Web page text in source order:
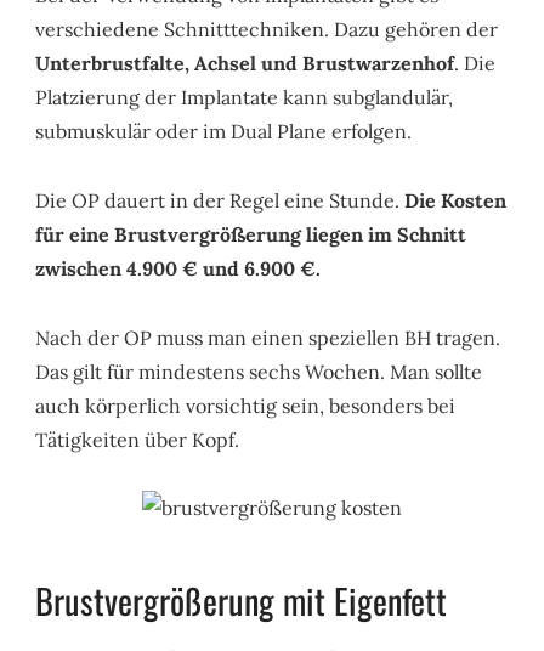
verschiedene Schnitttechniken. Dazu gehören der
Unterbrustfalte, Achsel und Brustwarzenhof. Die
Platzierung der Implantate kann subglandulär,
submuskulär oder im Dual Plane erfolgen.
Die OP dauert in der Regel eine Stunde.Die Kosten
für eine Brustvergrößerung liegen im Schnitt
zwischen 4.900 € und 6.900 €.
Nach der OP muss man einen speziellen BH tragen.
Das gilt für mindestens sechs Wochen. Man sollte
auch körperlich vorsichtig sein, besonders bei
Tätigkeiten über Kopf.
Brustvergrößerung mit Eigenfett